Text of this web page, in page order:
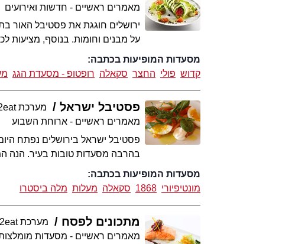
מאמרים ראשיים - חדשות ואירועים
על מבנים וחומות. בנוסף, מציעות לכם
מסעדות המופיעות בכתבה:
קדוש פולי החצר סקאלה רופטופ - מסעדת הגג
פסטיבל ישראל מערכת 2eat
מאמרים ראשיים - ארוחת השבוע
פסטיבל ישראל בירושלים נפתח
בהרבה מסעדות טובות בעיר. הנה
מסעדות המופיעות בכתבה:
מונטיפיורי 1868 סקאלה מעלות מלה ביסטרו
מתכונים לפסח מערכת 2eat
מאמרים ראשיים - מסעדות